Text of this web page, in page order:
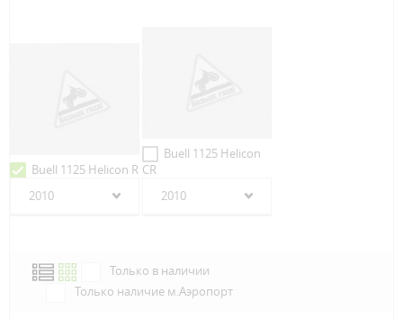
Buell 1125 Helicon R
2010
Buell 1125 Helicon
CR
2010
Только в наличии
Только наличие м.Аэропорт